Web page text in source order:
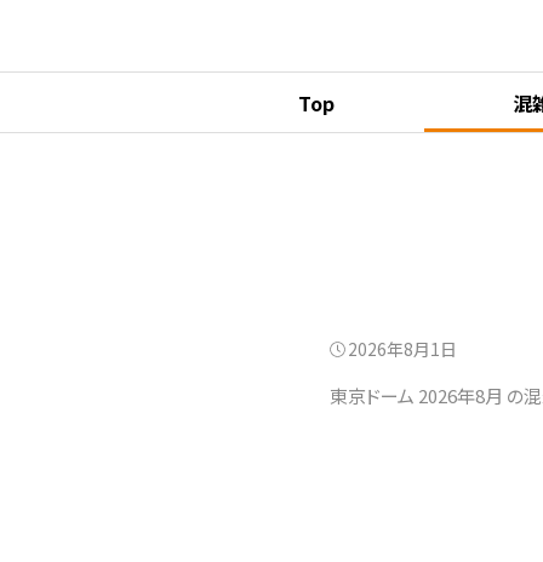
Top 混
2026年8月1日
東京ドーム 2026年8月 の